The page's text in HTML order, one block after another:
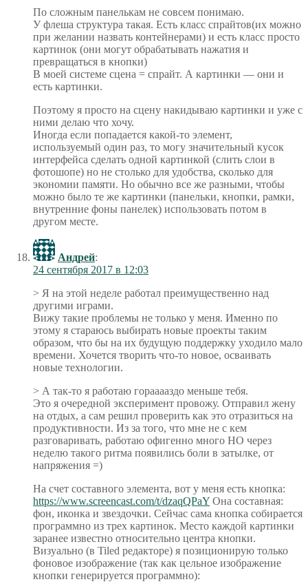
По сложным панелькам не совсем понимаю.
У флеша структура такая. Есть класс спрайтов(их можно
при желании назвать контейнерами) и есть класс просто
картинок (они могут обрабатывать нажатия и
превращаться в кнопки)
В моей системе сцена = спрайт. А картинки — они и
есть картинки.
Поэтому я просто на сцену накидываю картинки и уже с
ними делаю что хочу.
Иногда если попадается какой-то элемент,
используемый один раз, то могу значительный кусок
интерфейса сделать одной картинкой (слить слои в
фотошопе) но не столько для удобства, сколько для
экономии памяти. Но обычно все же разными, чтобы
можно было те же картинки (панельки, кнопки, рамки,
внутренние фоны панелек) использовать потом в
другом месте.
Андрей:
24 сентября 2017 в 12:03
> Я на этой неделе работал преимущественно над
другими играми.
Вижу такие проблемы не только у меня. Именно по
этому я стараюсь выбирать новые проекты таким
образом, что бы на их будущую поддержку уходило мало
времени. Хочется творить что-то новое, осваивать
новые технологии.
> А так-то я работаю горааааздо меньше тебя.
Это я очередной эксперимент провожу. Отправил жену
на отдых, а сам решил проверить как это отразиться на
продуктивности. Из за того, что мне не с кем
разговаривать, работаю офигенно много НО через
неделю такого ритма появились боли в затылке, от
напряжения =)
На счет составного элемента, вот у меня есть кнопка:
https://www.screencast.com/t/dzaqQPaY Она составная:
фон, иконка и звездочки. Сейчас сама кнопка собирается
программно из трех картинок. Место каждой картинки
заранее известно относительно центра кнопки.
Визуально (в Tiled редакторе) я позиционирую только
фоновое изображение (так как цельное изображение
кнопки генерируется программно):